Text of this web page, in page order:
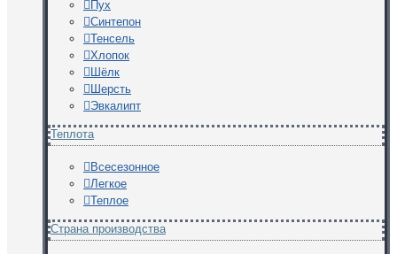
Пух
Синтепон
Тенсель
Хлопок
Шёлк
Шерсть
Эвкалипт
Теплота
Всесезонное
Легкое
Теплое
Страна производства